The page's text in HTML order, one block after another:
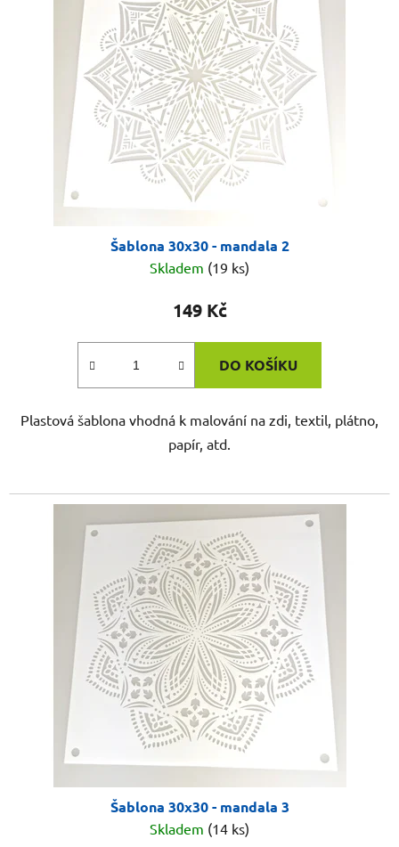
Šablona 30x30 - mandala 2
Skladem (19 ks)
149 Kč
DO KOŠÍKU
Plastová šablona vhodná k malování na zdi, textil, plátno,
papír, atd.
Šablona 30x30 - mandala 3
Skladem (14 ks)